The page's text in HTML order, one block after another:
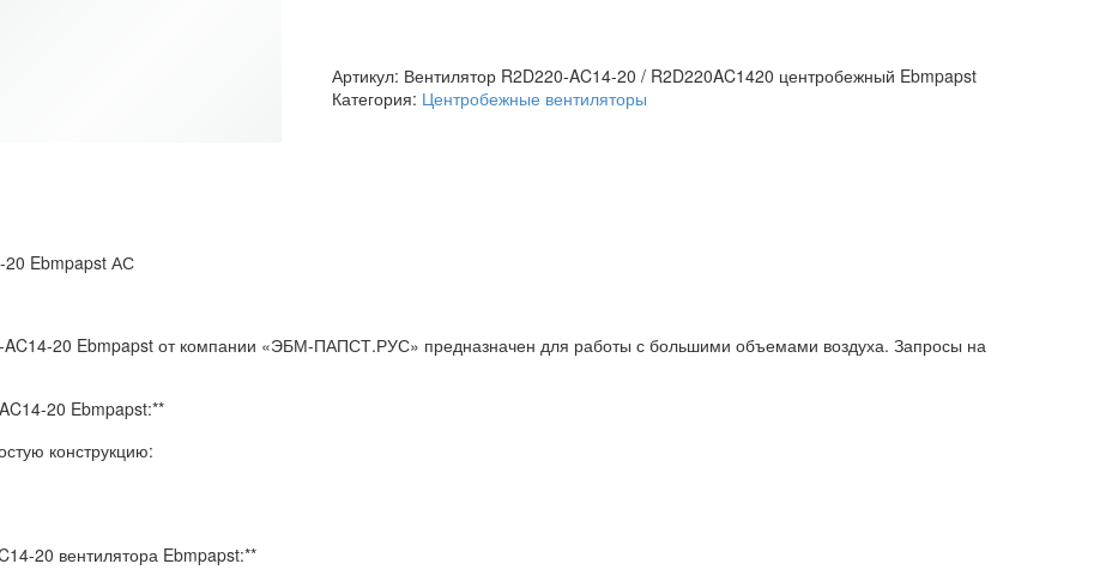
Артикул: Вентилятор R2D220-AC14-20 / R2D220AC1420 центробежный Ebmpapst
Категория: Центробежные вентиляторы
20 Ebmpapst АС
20 Ebmpapst от компании «ЭБМ-ПАПСТ.РУС» предназначен для работы с большими объемами воздуха. Запросы на
20 Ebmpapst:**
конструкцию:
20 вентилятора Ebmpapst:**